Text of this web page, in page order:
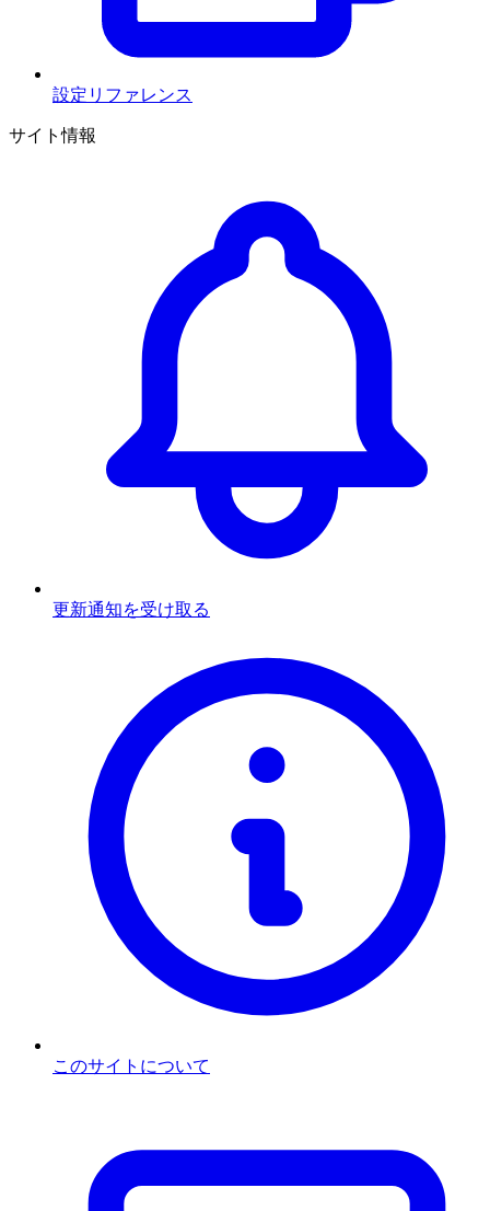
設定リファレンス
サイト情報
更新通知を受け取る
このサイトについて